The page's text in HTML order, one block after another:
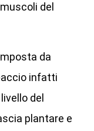
del
da
infatti
del
plantare e